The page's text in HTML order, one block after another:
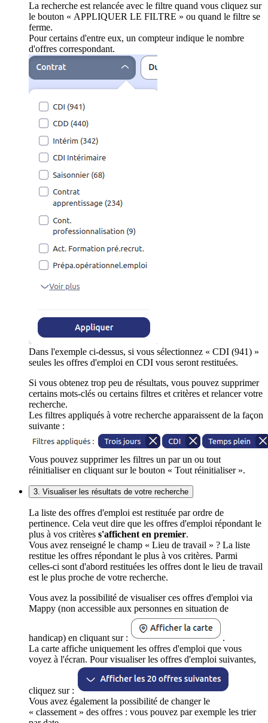
La recherche est relancée avec le filtre quand vous cliquez sur
le bouton « APPLIQUER LE FILTRE » ou quand le filtre se
ferme.
Pour certains d'entre eux, un compteur indique le nombre
d'offres correspondant.
Dans l'exemple ci-dessus, si vous sélectionnez « CDI (941) »
seules les offres d'emploi en CDI vous seront restituées.
Si vous obtenez trop peu de résultats, vous pouvez supprimer
certains mots-clés ou certains filtres et critères et relancer votre
recherche.
Les filtres appliqués à votre recherche apparaissent de la façon
suivante :
Vous pouvez supprimer les filtres un par un ou tout
réinitialiser en cliquant sur le bouton « Tout réinitialiser ».
3. Visualiser les résultats de votre recherche
La liste des offres d'emploi est restituée par ordre de
pertinence. Cela veut dire que les offres d'emploi répondant le
plus à vos critères s'affichent en premier.
Vous avez renseigné le champ « Lieu de travail » ? La liste
restitue les offres répondant le plus à vos critères. Parmi
celles-ci sont d'abord restituées les offres dont le lieu de travail
est le plus proche de votre recherche.
Vous avez la possibilité de visualiser ces offres d'emploi via
Mappy (non accessible aux personnes en situation de
handicap) en cliquant sur :
.
La carte affiche uniquement les offres d'emploi que vous
voyez à l'écran. Pour visualiser les offres d'emploi suivantes,
cliquez sur :
Vous avez également la possibilité de changer le
« classement » des offres : vous pouvez par exemple les trier